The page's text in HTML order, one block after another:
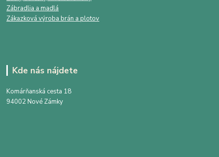
Zábradlia a madlá
Zákazková výroba brán a plotov
Kde nás nájdete
Komárňanská cesta 18
94002 Nové Zámky